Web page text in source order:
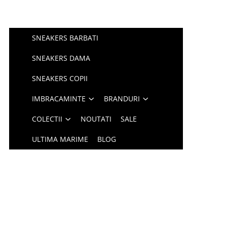
SNEAKERS BARBATI
SNEAKERS DAMA
SNEAKERS COPII
IMBRACAMINTE BRANDURI
COLECTII NOUTATI SALE
ULTIMA MARIME BLOG